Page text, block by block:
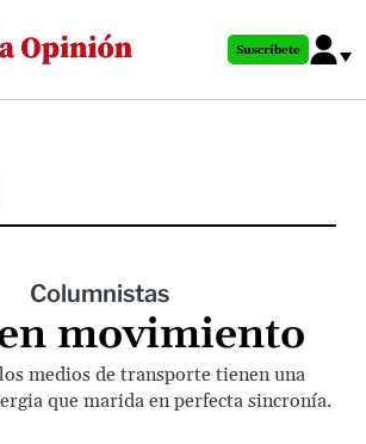
al
principal
Suscríbete
Columnistas
movimiento
medios de transporte tienen una
que marida en perfecta sincronía.